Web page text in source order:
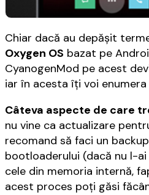
Chiar dacă au depășit
Oxygen OS bazat pe
CyanogenMod pe acest
iar în acesta îți voi
Câteva aspecte de care
nu vine ca actualizare
recomand să faci un
bootloaderului (dacă nu l-
cele din memoria internă,
acest proces poți găsi